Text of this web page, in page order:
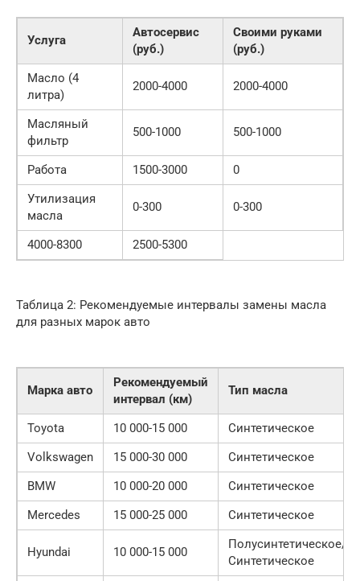
Услуга
Автосервис
(руб.)
Своими руками
(руб.)
Масло (4
литра)
2000-4000 2000-4000
Масляный
фильтр
500-1000 500-1000
Работа 1500-3000
0
Утилизация
масла
0-300 0-300
4000-8300 2500-5300
Таблица 2: Рекомендуемые интервалы замены масла
для разных марок авто
Марка авто
Рекомендуемый
интервал (км)
Тип масла
Toyota 10 000-15 000
Синтетическое
Volkswagen
15 000-30 000
Синтетическое
BMW
10 000-20 000
Синтетическое
Mercedes
15 000-25 000 Синтетическое
Hyundai 10 000-15 000
Полусинтетическое/
Синтетическое